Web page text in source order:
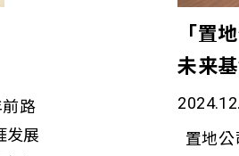
信
导
目
务机构
奖项 表
福祉
路
发展
「置
置地